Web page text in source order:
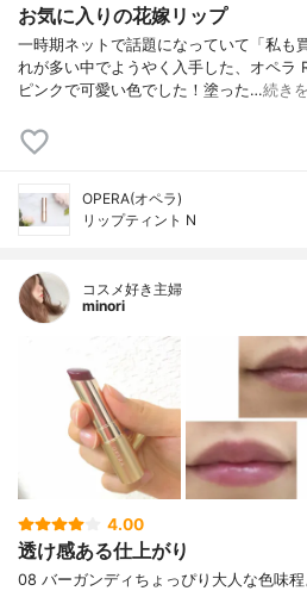
お気に入りの花嫁リップ
一時期ネットで話題になっていて「私も
れが多い中でようやく入手した、オペラ
ピンクで可愛い色でした！塗った…続き
OPERA(オペラ)
リップティント N
コスメ好き主婦
minori
4.00
透け感ある仕上がり
08 バーガンディちょっぴり大人な色味